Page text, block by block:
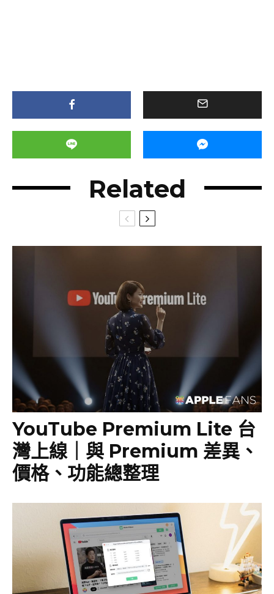
Related
YouTube Premium Lite 台
灣上線｜與 Premium 差異、
價格、功能總整理